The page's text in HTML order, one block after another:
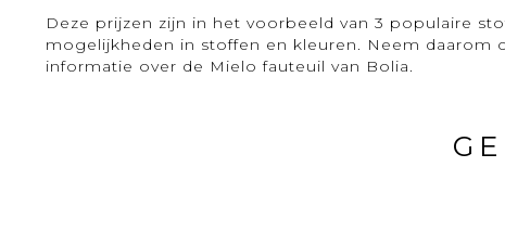
Deze prijzen zijn in het voorbeeld van 3 populaire
mogelijkheden in stoffen en kleuren. Neem daarom
informatie over de Mielo fauteuil van Bolia.